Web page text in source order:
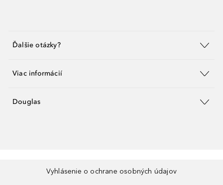
Ďalšie otázky?
Viac informácií
Douglas
Vyhlásenie o ochrane osobných údajov